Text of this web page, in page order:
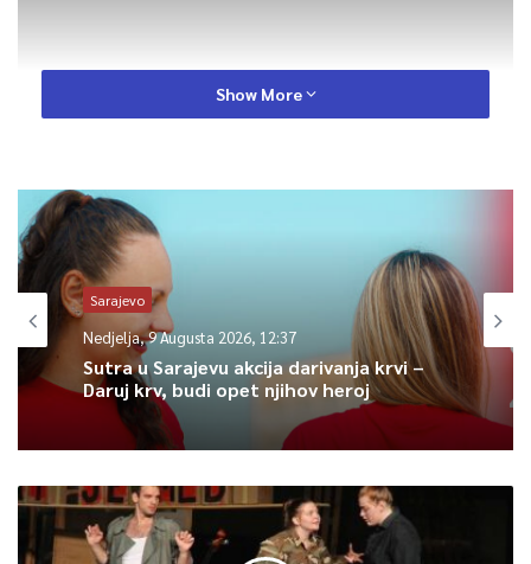
Article Rating
Show More
Sarajevo
Nedjelja, 9 Augusta 2026, 12:37
Sutra u Sarajevu akcija darivanja krvi –
Daruj krv, budi opet njihov heroj